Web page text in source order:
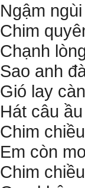
Ngậm
Chim
Chạnh
Sao anh
Gió lay
Hát câu
Chim
Em còn
Chim